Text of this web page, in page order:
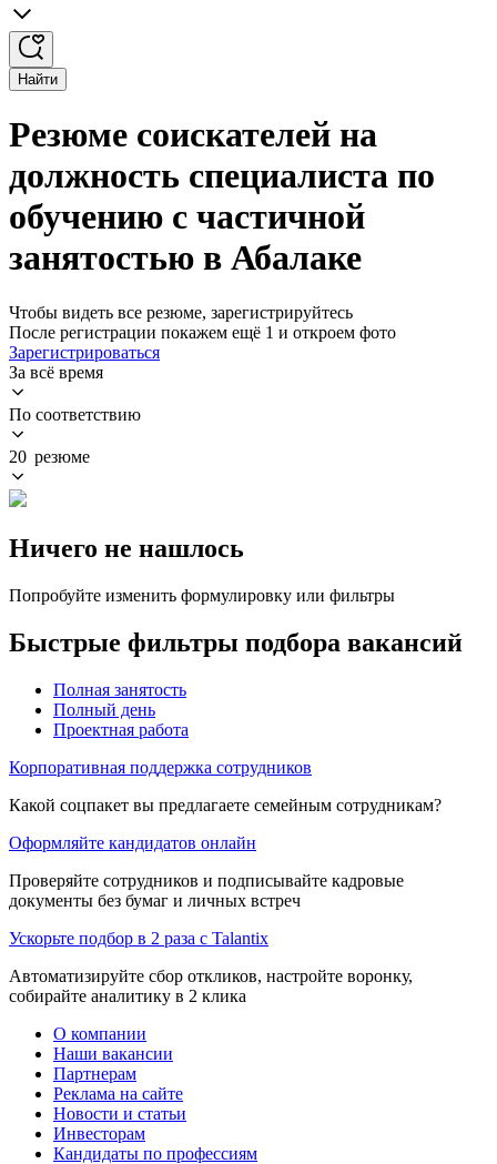
Найти
Резюме соискателей на
должность специалиста по
обучению с частичной
занятостью в Абалаке
Чтобы видеть все резюме, зарегистрируйтесь
После регистрации покажем ещё 1 и откроем фото
Зарегистрироваться
За всё время
По соответствию
20 резюме
Ничего не нашлось
Попробуйте изменить формулировку или фильтры
Быстрые фильтры подбора вакансий
Полная занятость
Полный день
Проектная работа
Корпоративная поддержка сотрудников
Какой соцпакет вы предлагаете семейным сотрудникам?
Оформляйте кандидатов онлайн
Проверяйте сотрудников и подписывайте кадровые
документы без бумаг и личных встреч
Ускорьте подбор в 2 раза с Talantix
Автоматизируйте сбор откликов, настройте воронку,
собирайте аналитику в 2 клика
О компании
Наши вакансии
Партнерам
Реклама на сайте
Новости и статьи
Инвесторам
Кандидаты по профессиям